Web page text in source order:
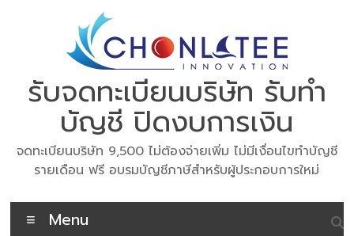
รับจดทะเบียนบริษัท รับทำ
บัญชี ปิดงบการเงิน
จดทะเบียนบริษัท 9,500 ไม่ต้องจ่ายเพิ่ม ไม่มีเงื่อนไขทำบัญชี
รายเดือน ฟรี อบรมบัญชีภาษีสำหรับผู้ประกอบการใหม่
Menu